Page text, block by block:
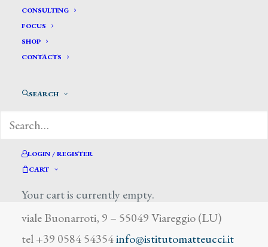
CONSULTING
FOCUS
SHOP
CONTACTS
SEARCH
LOGIN / REGISTER
CART
Your cart is currently empty.
Hilton William
Istituto Matteucci
viale Buonarroti, 9 – 55049 Viareggio (LU)
tel +39 0584 54354info@istitutomatteucci.it